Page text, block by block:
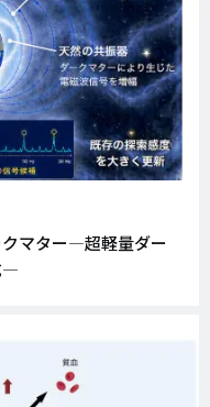
マター―超軽量ダー
―